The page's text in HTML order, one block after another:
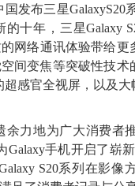
发布三星
十年，三星Galaxy
网络通讯体验带给
间变焦等突破性技
感官全视屏，以及
余力地为广大消费者
Galaxy手机开启了崭
S20系列在影像